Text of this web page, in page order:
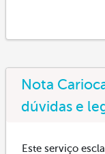
Nota
dúvidas e
Este serviço